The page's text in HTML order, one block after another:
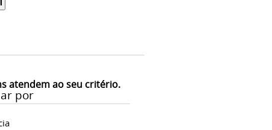
atendem ao seu critério.
por